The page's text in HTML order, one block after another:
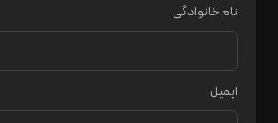
نام خانوادگی
ایمیل